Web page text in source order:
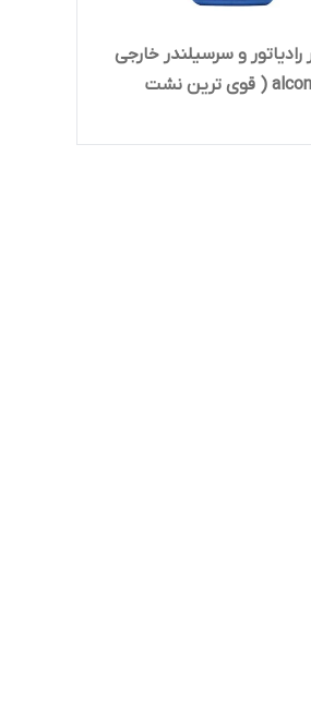
و سرسیلندر خارجی
آلکون - alcon ( قوی ترین نشت
بازار )